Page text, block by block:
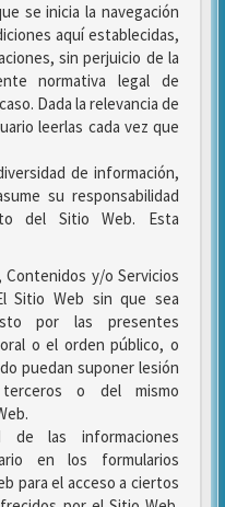
se inicia la navegación
aquí establecidas,
sin perjuicio de la
normativa legal de
Dada la relevancia de
leerlas cada vez que
de información,
su responsabilidad
del Sitio Web. Esta
y/o Servicios
Sitio Web sin que sea
por las presentes
o el orden público, o
puedan suponer lesión
o del mismo
las informaciones
en los formularios
para el acceso a ciertos